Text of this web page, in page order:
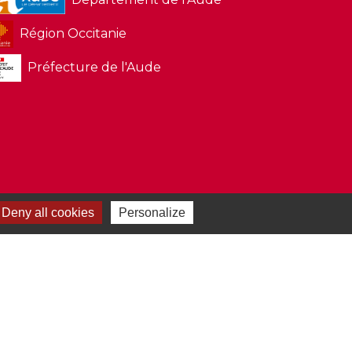
Région Occitanie
Préfecture de l'Aude
Deny all cookies Personalize